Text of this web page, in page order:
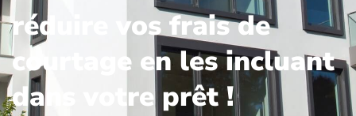
réduire vos frais de
courtage en les incluant
dans votre prêt !